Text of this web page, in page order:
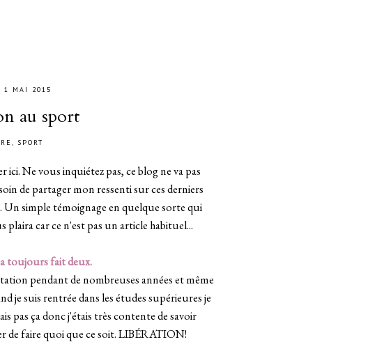
1 MAI 2015
au sport
, SPORT
ici. Ne vous inquiétez pas, ce blog ne va pas
de partager mon ressenti sur ces derniers
simple témoignage en quelque sorte qui
plaira car ce n'est pas un article habituel...
toujours fait deux.
pendant de nombreuses années et même
je suis rentrée dans les études supérieures je
pas ça donc j'étais très contente de savoir
de faire quoi que ce soit. LIBÉRATION!